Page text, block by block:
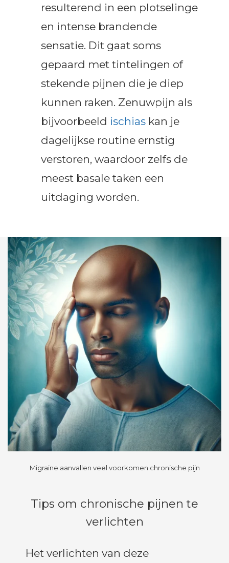
resulterend in een plotselinge
en intense brandende
sensatie. Dit gaat soms
gepaard met tintelingen of
stekende pijnen die je diep
kunnen raken. Zenuwpijn als
bijvoorbeeld ischias kan je
dagelijkse routine ernstig
verstoren, waardoor zelfs de
meest basale taken een
uitdaging worden.
Migraine aanvallen veel voorkomen chronische pijn
Tips om chronische pijnen te
verlichten
Het verlichten van deze